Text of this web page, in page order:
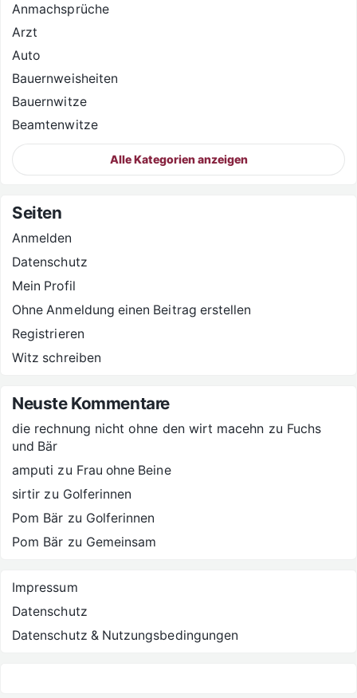
Anmachsprüche
Arzt
Auto
Bauernweisheiten
Bauernwitze
Beamtenwitze
Alle Kategorien anzeigen
Seiten
Anmelden
Datenschutz
Mein Profil
Ohne Anmeldung einen Beitrag erstellen
Registrieren
Witz schreiben
Neuste Kommentare
die rechnung nicht ohne den wirt macehn zu Fuchs
und Bär
amputi zu Frau ohne Beine
sirtir zu Golferinnen
Pom Bär zu Golferinnen
Pom Bär zu Gemeinsam
Impressum
Datenschutz
Datenschutz & Nutzungsbedingungen